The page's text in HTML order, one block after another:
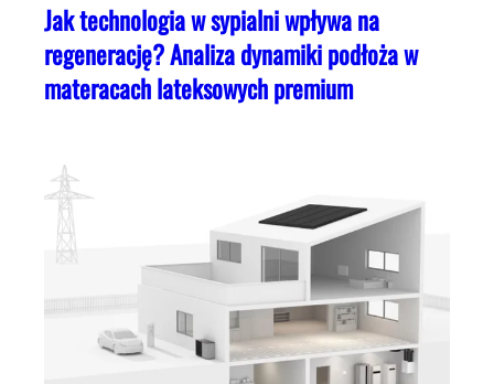
Jak technologia w sypialni wpływa na
regenerację? Analiza dynamiki podłoża w
materacach lateksowych premium